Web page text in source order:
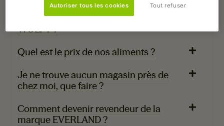
Où trouver nos aliments EVERLAND &
WOLPY ?
Quel est le prix de nos aliments ?
Je ne trouve aucun magasin près de
chez moi, que faire ?
Comment devenir revendeur de la
marque EVERLAND ?
Tout refuser
Autoriser tous les cookies